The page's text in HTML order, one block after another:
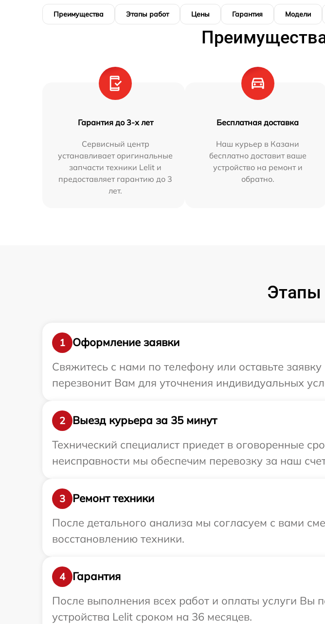
Преимущества Этапы работ Цены Гарантия Модели
Гарантия до 3-х лет
Сервисный центр
устанавливает оригинальные
запчасти техники Lelit и
предоставляет гарантию до 3
лет.
Бесплатная доставка
Наш курьер в Казани
бесплатно доставит ваше
устройство на ремонт и
обратно.
Этапы
1
Оформление заявки
Свяжитесь с нами по телефону или оставьте
перезвонит Вам для уточнения индивидуальных
2
Выезд курьера за 35 минут
Технический специалист приедет в оговоренные
неисправности мы обеспечим перевозку за наш
3
Ремонт техники
После детального анализа мы согласуем с вами
восстановлению техники.
4
Гарантия
После выполнения всех работ и оплаты услуги Вы
устройства Lelit сроком на 36 месяцев.